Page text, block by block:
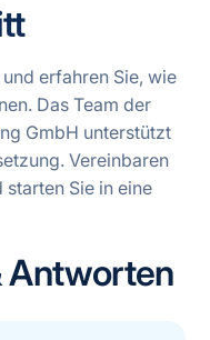
erfahren Sie, wie
Das Team der
GmbH unterstützt
Vereinbaren
starten Sie in eine
Antworten